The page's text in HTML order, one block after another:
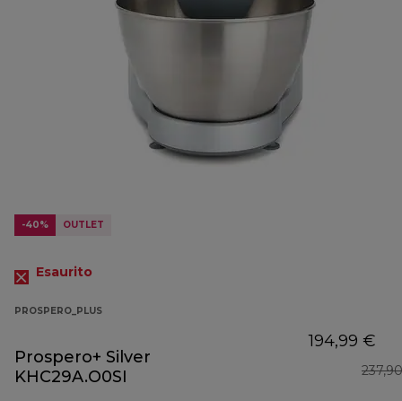
-40% OUTLET
Esaurito
PROSPERO_PLUS
Prospero+ Silver
KHC29A.O0SI
194,99 €